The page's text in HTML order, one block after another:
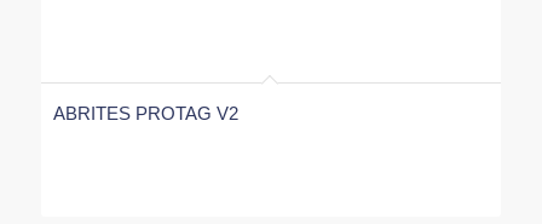
ABRITES PROTAG V2